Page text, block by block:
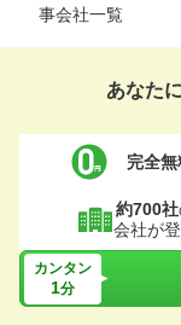
事会社一覧
あなた
完全無
約700社
会社が
カンタン
1分